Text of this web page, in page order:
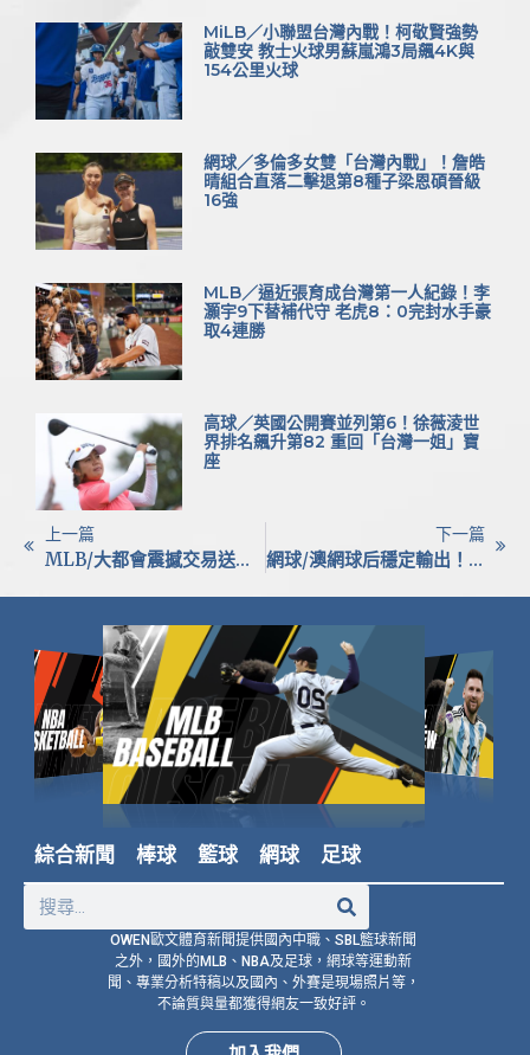
MiLB／小聯盟台灣內戰！柯敬賢強勢
敲雙安 教士火球男蘇嵐鴻3局飆4K與
154公里火球
網球／多倫多女雙「台灣內戰」！詹皓
晴組合直落二擊退第8種子梁恩碩晉級
16強
MLB／逼近張育成台灣第一人紀錄！李
灝宇9下替補代守 老虎8：0完封水手豪
取4連勝
高球／英國公開賽並列第6！徐薇淩世
界排名飆升第82 重回「台灣一姐」寶
座
上一篇
MLB/大都會震撼交易送走前大物阿庫尼亞！換來白襪明星外野羅伯特
下一篇
網球/澳網球后穩定輸出！莎巴蓮卡橫掃白卓璇 連6年挺進女單第3輪
綜合新聞 棒球 籃球 網球 足球
OWEN歐文體育新聞提供國內中職、SBL籃球新聞
之外，國外的MLB、NBA及足球，網球等運動新
聞、專業分析特稿以及國內、外賽是現場照片等，
不論質與量都獲得網友一致好評。